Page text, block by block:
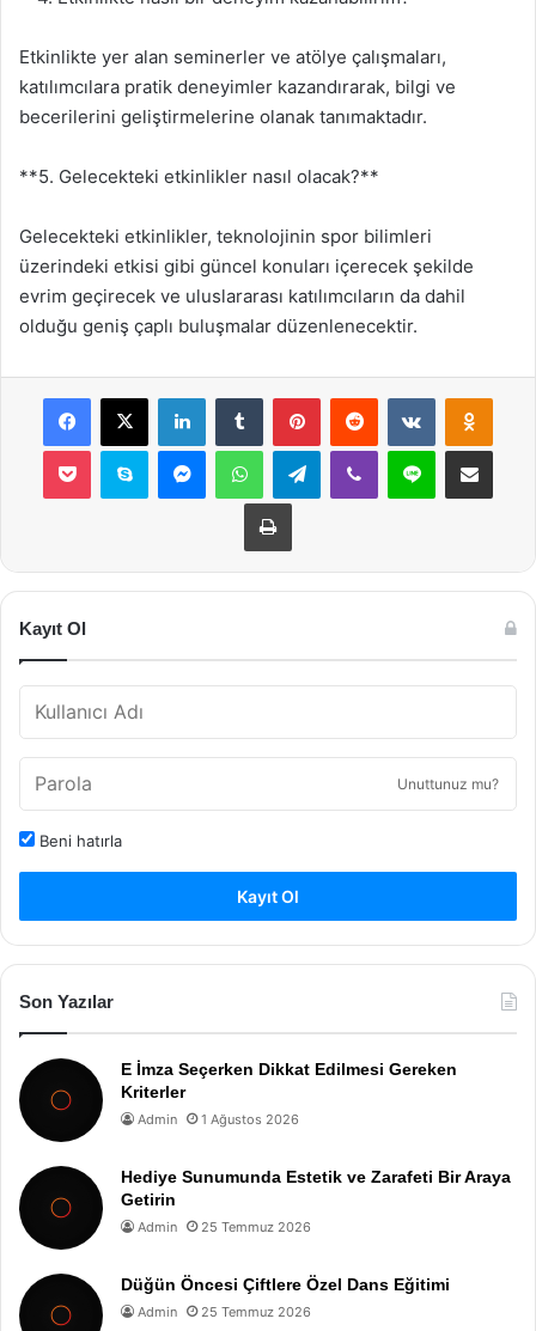
Etkinlikte yer alan seminerler ve atölye çalışmaları,
katılımcılara pratik deneyimler kazandırarak, bilgi ve
becerilerini geliştirmelerine olanak tanımaktadır.
**5. Gelecekteki etkinlikler nasıl olacak?**
Gelecekteki etkinlikler, teknolojinin spor bilimleri
üzerindeki etkisi gibi güncel konuları içerecek şekilde
evrim geçirecek ve uluslararası katılımcıların da dahil
olduğu geniş çaplı buluşmalar düzenlenecektir.
Facebook
X LinkedInTumblr PinterestReddit VKontakte
Pocket Skype MessengerWhatsAppTelegramViber Line E-Posta ile
Yazdır
Kayıt Ol
Unuttunuz mu?
Beni hatırla
Kayıt Ol
Son Yazılar
E İmza Seçerken Dikkat Edilmesi Gereken
Kriterler
Admin 1 Ağustos 2026
Hediye Sunumunda Estetik ve Zarafeti Bir Araya
Getirin
Admin 25 Temmuz 2026
Düğün Öncesi Çiftlere Özel Dans Eğitimi
Admin 25 Temmuz 2026